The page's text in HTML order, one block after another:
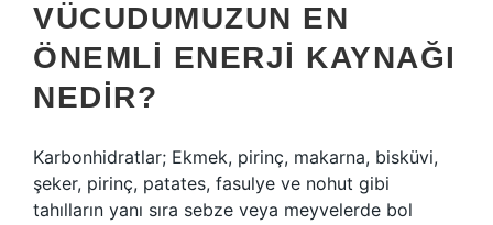
VÜCUDUMUZUN EN
ÖNEMLI ENERJI KAYNAĞI
NEDIR?
Karbonhidratlar; Ekmek, pirinç, makarna, bisküvi,
şeker, pirinç, patates, fasulye ve nohut gibi
tahılların yanı sıra sebze veya meyvelerde bol